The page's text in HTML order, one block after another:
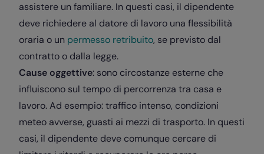
assistere un familiare. In questi casi, il dipendente
deve richiedere al datore di lavoro una flessibilità
oraria o un permesso retribuito, se previsto dal
contratto o dalla legge.
Cause oggettive: sono circostanze esterne che
influiscono sul tempo di percorrenza tra casa e
lavoro. Ad esempio: traffico intenso, condizioni
meteo avverse, guasti ai mezzi di trasporto. In questi
casi, il dipendente deve comunque cercare di